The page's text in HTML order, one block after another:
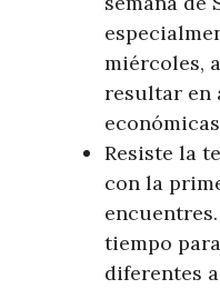
miércoles,
resultar en
Resiste la
con la
tiempo
diferentes